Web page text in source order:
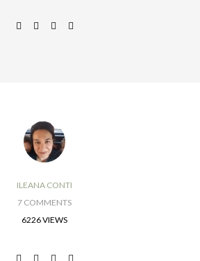
ILEANA CONTI
7 COMMENTS
6226 VIEWS